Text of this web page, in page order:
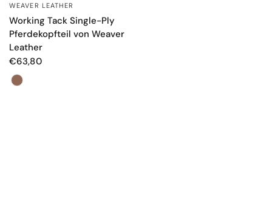
SCHNELLANSICHT
WEAVER LEATHER
Working Tack Single-Ply
Pferdekopfteil von Weaver
Leather
€63,80
Farbe